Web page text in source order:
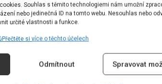
Souhlas s těmito technologiemi nám umožní
nebo jedinečná ID na tomto webu. Nesouhlas nebo
určité vlastnosti a funkce.
Přečtěte si více o těchto účelech
Odmítnout Spravovat
vystačíte s jedním kufrem. A že si
prostě zjistíte, že to není pro vás, tak
litovat, že jste to nezkusili.